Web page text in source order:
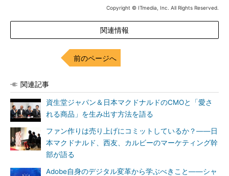
Copyright © ITmedia, Inc. All Rights Reserved.
関連情報
前のページへ
関連記事
資生堂ジャパン＆日本マクドナルドのCMOと「愛さ
れる商品」を生み出す方法を語る
ファン作りは売り上げにコミットしているか？――日
本マクドナルド、西友、カルビーのマーケティング幹
部が語る
Adobe自身のデジタル変革から学ぶべきこと――シャ